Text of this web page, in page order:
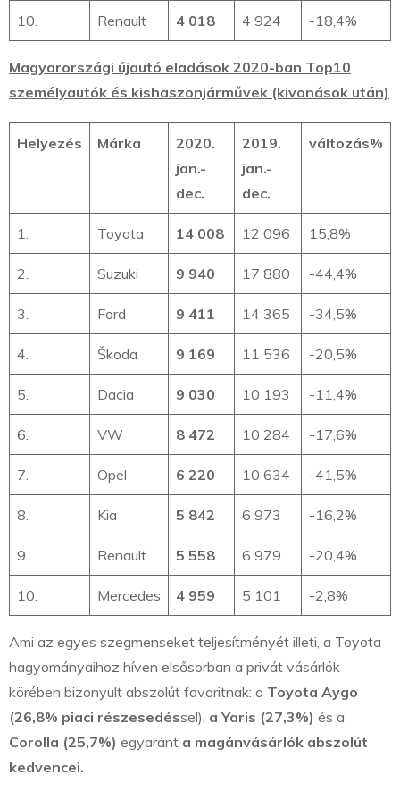
10. Renault 4 018 4 924 -18,4%
Magyarországi újautó eladások 2020-ban Top10
személyautók és kishaszonjárművek (kivonások után)
Helyezés Márka
2020.
jan.-
dec.
2019.
jan.-
dec.
változás%
1. Toyota 14 008 12 096 15,8%
2. Suzuki 9 940 17 880 -44,4%
3. Ford 9 411 14 365 -34,5%
4. Škoda 9 169 11 536 -20,5%
5. Dacia 9 030 10 193 -11,4%
6. VW 8 472 10 284 -17,6%
7. Opel 6 220 10 634 -41,5%
8. Kia 5 842 6 973 -16,2%
9. Renault 5 558 6 979 -20,4%
10. Mercedes 4 959 5 101 -2,8%
Ami az egyes szegmenseket teljesítményét illeti, a Toyota
hagyományaihoz híven elsősorban a privát vásárlók
körében bizonyult abszolút favoritnak: a Toyota Aygo
(26,8% piaci részesedéssel), a Yaris (27,3%) és a
Corolla (25,7%) egyaránt a magánvásárlók abszolút
kedvencei.